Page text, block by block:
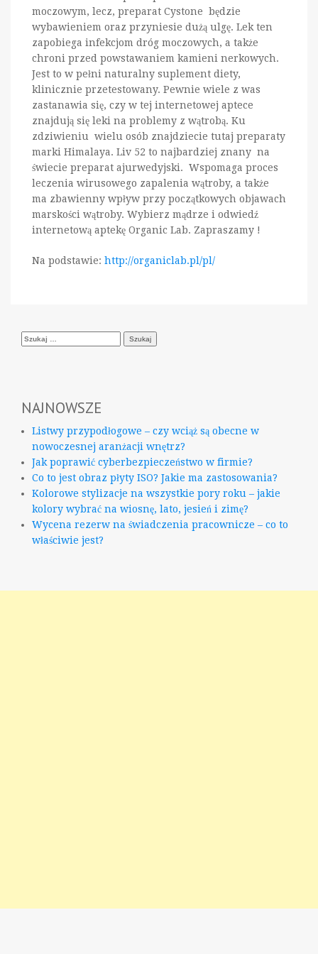
moczowym, lecz, preparat Cystone będzie
wybawieniem oraz przyniesie dużą ulgę. Lek ten
zapobiega infekcjom dróg moczowych, a także
chroni przed powstawaniem kamieni nerkowych.
Jest to w pełni naturalny suplement diety,
klinicznie przetestowany. Pewnie wiele z was
zastanawia się, czy w tej internetowej aptece
znajdują się leki na problemy z wątrobą. Ku
zdziwieniu wielu osób znajdziecie tutaj preparaty
marki Himalaya. Liv 52 to najbardziej znany na
świecie preparat ajurwedyjski. Wspomaga proces
leczenia wirusowego zapalenia wątroby, a także
ma zbawienny wpływ przy początkowych objawach
marskości wątroby. Wybierz mądrze i odwiedź
internetową aptekę Organic Lab. Zapraszamy !
Na podstawie: http://organiclab.pl/pl/
Szukaj:
NAJNOWSZE
Listwy przypodłogowe – czy wciąż są obecne w
nowoczesnej aranżacji wnętrz?
Jak poprawić cyberbezpieczeństwo w firmie?
Co to jest obraz płyty ISO? Jakie ma zastosowania?
Kolorowe stylizacje na wszystkie pory roku – jakie
kolory wybrać na wiosnę, lato, jesień i zimę?
Wycena rezerw na świadczenia pracownicze – co to
właściwie jest?